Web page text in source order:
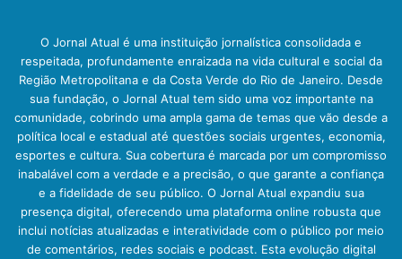
O Jornal Atual é uma instituição jornalística consolidada e
respeitada, profundamente enraizada na vida cultural e social da
Região Metropolitana e da Costa Verde do Rio de Janeiro. Desde
sua fundação, o Jornal Atual tem sido uma voz importante na
comunidade, cobrindo uma ampla gama de temas que vão desde a
política local e estadual até questões sociais urgentes, economia,
esportes e cultura. Sua cobertura é marcada por um compromisso
inabalável com a verdade e a precisão, o que garante a confiança
e a fidelidade de seu público. O Jornal Atual expandiu sua
presença digital, oferecendo uma plataforma online robusta que
inclui notícias atualizadas e interatividade com o público por meio
de comentários, redes sociais e podcast. Esta evolução digital